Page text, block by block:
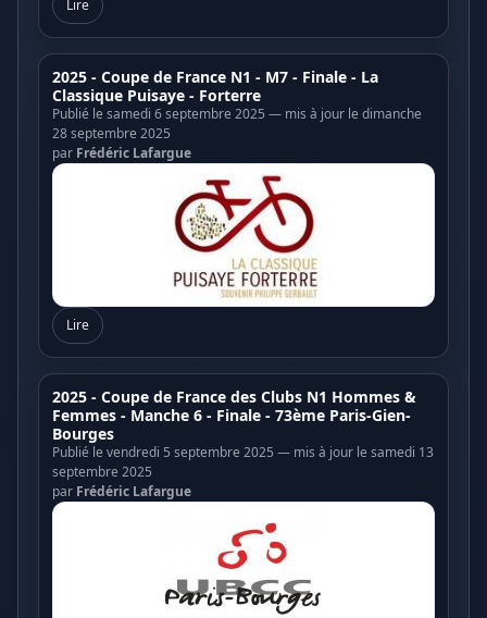
Lire
2025 - Coupe de France N1 - M7 - Finale - La
Classique Puisaye - Forterre
Publié le samedi 6 septembre 2025 — mis à jour le dimanche
28 septembre 2025
par Frédéric Lafargue
Lire
2025 - Coupe de France des Clubs N1 Hommes &
Femmes - Manche 6 - Finale - 73ème Paris-Gien-
Bourges
Publié le vendredi 5 septembre 2025 — mis à jour le samedi 13
septembre 2025
par Frédéric Lafargue